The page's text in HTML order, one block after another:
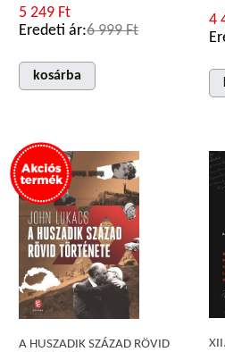
5 249 Ft
Eredeti ár:6 999 Ft
kosárba
4
A HUSZADIK SZÁZAD RÖVID